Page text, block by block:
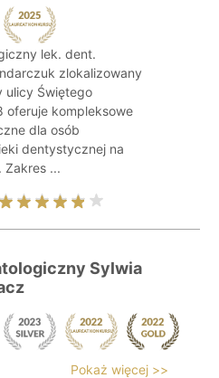
lek. dent.
zlokalizowany
ulicy Świętego
oferuje kompleksowe
dla osób
dentystycznej na
Zakres ...
Sylwia
Pokaż więcej >>